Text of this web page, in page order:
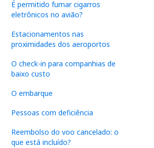
É permitido fumar cigarros
eletrônicos no avião?
Estacionamentos nas
proximidades dos aeroportos
O check-in para companhias de
baixo custo
O embarque
Pessoas com deficiência
Reembolso do voo cancelado: o
que está incluído?